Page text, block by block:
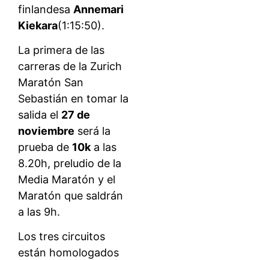
finlandesa Annemari
Kiekara(1:15:50).
La primera de las
carreras de la Zurich
Maratón San
Sebastián en tomar la
salida el 27 de
noviembre será la
prueba de 10k a las
8.20h, preludio de la
Media Maratón y el
Maratón que saldrán
a las 9h.
Los tres circuitos
están homologados